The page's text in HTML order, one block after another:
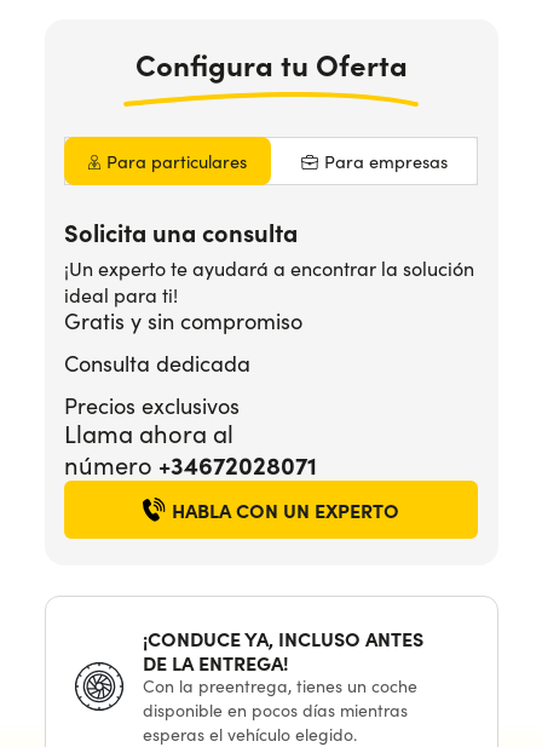
¿Necesitas ayuda? +34672028071
Configura tu Oferta
Para particulares Para empresas
Solicita una consulta
¡Un experto te ayudará a encontrar la solución
ideal para ti!
Gratis y sin compromiso
Consulta dedicada
Precios exclusivos
Llama ahora al
número +34672028071
HABLA CON UN EXPERTO
¡CONDUCE YA, INCLUSO ANTES
DE LA ENTREGA!
Con la preentrega,tienes un coche
disponible en pocosdías mientras
esperas el vehículoelegido.